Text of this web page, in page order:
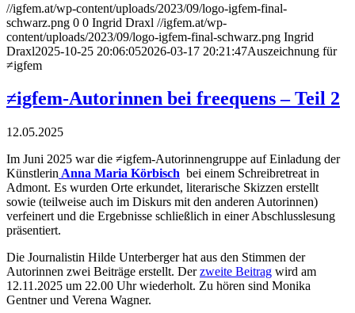
//igfem.at/wp-content/uploads/2023/09/logo-igfem-final-
schwarz.png 0 0 Ingrid Draxl //igfem.at/wp-
content/uploads/2023/09/logo-igfem-final-schwarz.png Ingrid
Draxl2025-10-25 20:06:052026-03-17 20:21:47Auszeichnung für
≠igfem
≠igfem-Autorinnen bei freequens – Teil 2
12.05.2025
Im Juni 2025 war die ≠igfem-Autorinnengruppe auf Einladung der
Künstlerin Anna Maria Körbisch bei einem Schreibretreat in
Admont. Es wurden Orte erkundet, literarische Skizzen erstellt
sowie (teilweise auch im Diskurs mit den anderen Autorinnen)
verfeinert und die Ergebnisse schließlich in einer Abschlusslesung
präsentiert.
Die Journalistin Hilde Unterberger hat aus den Stimmen der
Autorinnen zwei Beiträge erstellt. Derzweite Beitrag wird am
12.11.2025 um 22.00 Uhr wiederholt. Zu hören sind Monika
Gentner und Verena Wagner.